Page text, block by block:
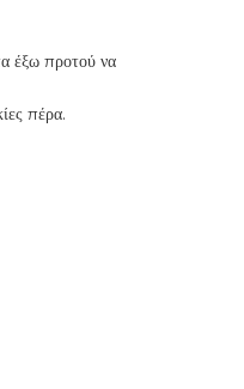
έξω προτού να
πέρα.